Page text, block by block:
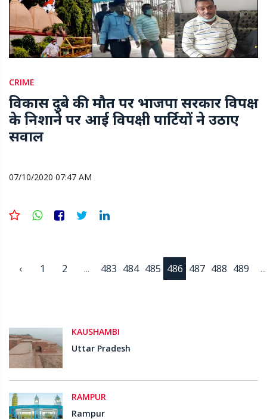
CRIME
विकास दुबे की मौत पर भाजपा सरकार विपक्ष
के निशाने पर आई विपक्षी पार्टियों ने उठाए
सवाल
07/10/2020 07:47 AM
‹ 1 2 ... 483 484 485 486 487 488 489 ...
KAUSHAMBI
Uttar Pradesh
RAMPUR
Rampur